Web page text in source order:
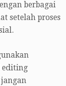
berbagai
setelah proses
editing